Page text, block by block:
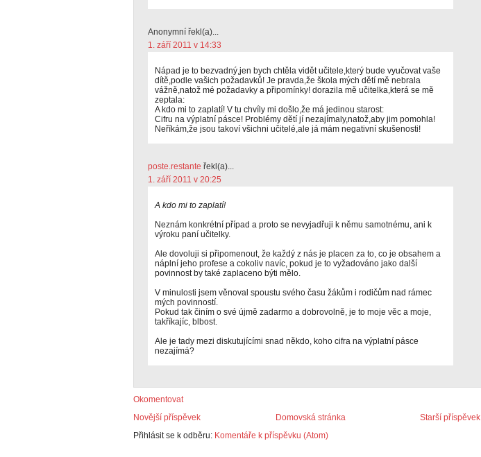
Anonymní řekl(a)...
1. září 2011 v 14:33
Nápad je to bezvadný,jen bych chtěla vidět učitele,který bude vyučovat vaše
dítě,podle vašich požadavků! Je pravda,že škola mých dětí mě nebrala
vážně,natož mé požadavky a připomínky! dorazila mě učitelka,která se mě
zeptala:
A kdo mi to zaplatí! V tu chvíly mi došlo,že má jedinou starost:
Cifru na výplatní pásce! Problémy dětí jí nezajímaly,natož,aby jim pomohla!
Neříkám,že jsou takoví všichni učitelé,ale já mám negativní skušenosti!
poste.restante řekl(a)...
1. září 2011 v 20:25
A kdo mi to zaplatí!
Neznám konkrétní případ a proto se nevyjadřuji k němu samotnému, ani k
výroku paní učitelky.
Ale dovoluji si připomenout, že každý z nás je placen za to, co je obsahem a
náplní jeho profese a cokoliv navíc, pokud je to vyžadováno jako další
povinnost by také zaplaceno býti mělo.
V minulosti jsem věnoval spoustu svého času žákům i rodičům nad rámec
mých povinností.
Pokud tak činím o své újmě zadarmo a dobrovolně, je to moje věc a moje,
takříkajíc, blbost.
Ale je tady mezi diskutujícími snad někdo, koho cifra na výplatní pásce
nezajímá?
Okomentovat
Novější příspěvek
Starší příspěvek
Domovská stránka
Přihlásit se k odběru: Komentáře k příspěvku (Atom)